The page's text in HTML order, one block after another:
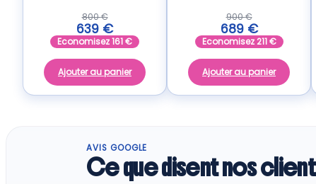
800€
639 €
Economisez161€
Ajouter au panier
900€
689 €
Economisez211€
Ajouter au panier
AVIS GOOGLE
Ce que disent nos